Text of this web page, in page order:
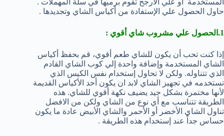
المستخدمة أو علي الأرجح تقوم برميها في سلة المهملات .
حاول الحصول علي الإستفادة من أكياس الشاي وتجديدها .
1.الحصول علي مشروب شاي أقوي :
إذا كنت تحب أن يكون للشاي طعم أقوي، قم بحفظ أكياس
الشاي المستخدمة وإضافة واحدة إلي كوب الشاي القادم
الذي تتناوله. ولكن لا تحاول إستخدام نفس الكيس الذي
تستخدمه في تجهيز الشاي لابد ان يكون أحد الأكياس القديمة
لأنها مختمرة بشكل جيد يضيف نكهة أقوي للشاي. هذه
الطريقة تتناسب مع أي نوع من الشاي ولكن من الافضل
تناول الشاي الأخضر أو الأحمر والشاي الأبيض عادة ما يكون
حساس جداً عند إستخدام هذه الطريقة .